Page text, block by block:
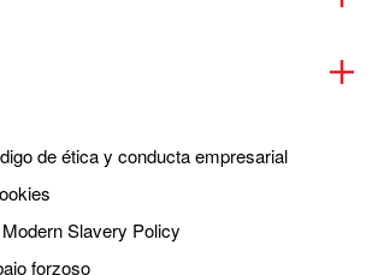
de ética y conducta empresarial
Slavery Policy
forzoso